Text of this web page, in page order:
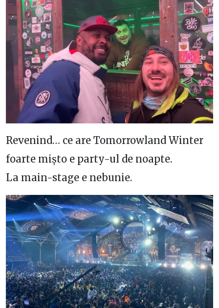
Revenind… ce are Tomorrowland Winter
foarte mișto e party-ul de noapte.
La main-stage e nebunie.